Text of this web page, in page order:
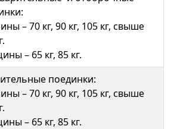
– 70 кг, 90 кг, 105 кг, свыше
– 65 кг, 85 кг.
поединки:
– 70 кг, 90 кг, 105 кг, свыше
– 65 кг, 85 кг.